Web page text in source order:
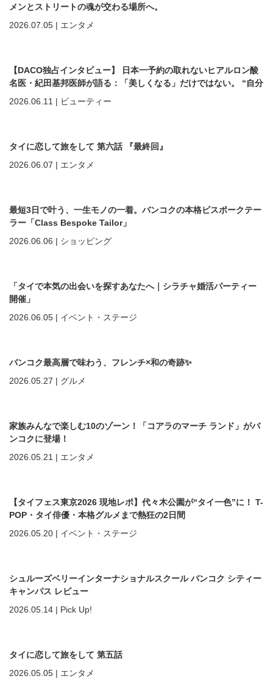
メンとストリートの魂が交わる場所へ。
2026.07.05 | エンタメ
【DACO独占インタビュー】 日本一予約の取れないヒアルロン酸
名医・紀田基邦医師が語る：「美しくなる」だけではない。 “自分
を好きになる”ための美容医療
2026.06.11 | ビューティー
タイに恋して旅をして 第六話 『最終回』
2026.06.07 | エンタメ
最短3日で叶う、一生モノの一着。バンコクの本格ビスポークテー
ラー「Class Bespoke Tailor」
2026.06.06 | ショッピング
「タイで本気の出会いを探すあなたへ｜シラチャ婚活パーティー
開催」
2026.06.05 | イベント・ステージ
バンコク最高層で味わう、フレンチ×和の奇跡✨
2026.05.27 | グルメ
家族みんなで楽しむ10のゾーン！「コアラのマーチ ランド」がバ
ンコクに登場！
2026.05.21 | エンタメ
【タイフェス東京2026 現地レポ】代々木公園が“タイ一色”に！ T-
POP・タイ俳優・本格グルメまで熱狂の2日間
2026.05.20 | イベント・ステージ
シュルーズベリーインターナショナルスクール バンコク シティー
キャンパス レビュー
2026.05.14 | Pick Up!
タイに恋して旅をして 第五話
2026.05.05 | エンタメ